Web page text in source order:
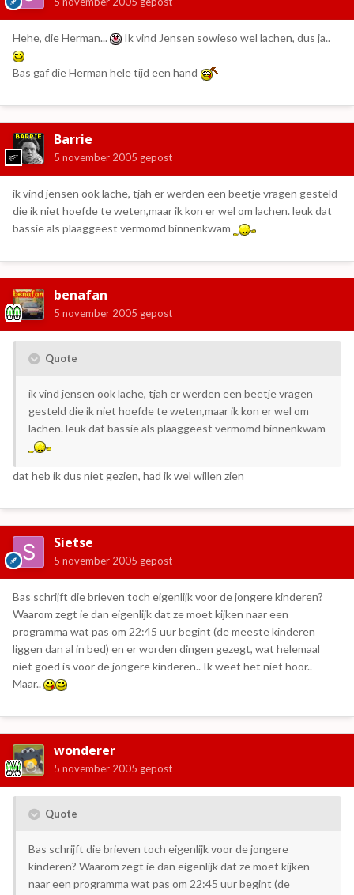
Hehe, die Herman... Ik vind Jensen sowieso wel lachen, dus ja..
Bas gaf die Herman hele tijd een hand
Barrie
5 november 2005 gepost
ik vind jensen ook lache, tjah er werden een beetje vragen gesteld
die ik niet hoefde te weten,maar ik kon er wel om lachen. leuk dat
bassie als plaaggeest vermomd binnenkwam
benafan
5 november 2005 gepost
Quote
ik vind jensen ook lache, tjah er werden een beetje vragen
gesteld die ik niet hoefde te weten,maar ik kon er wel om
lachen. leuk dat bassie als plaaggeest vermomd binnenkwam
dat heb ik dus niet gezien, had ik wel willen zien
Sietse
5 november 2005 gepost
Bas schrijft die brieven toch eigenlijk voor de jongere kinderen?
Waarom zegt ie dan eigenlijk dat ze moet kijken naar een
programma wat pas om 22:45 uur begint (de meeste kinderen
liggen dan al in bed) en er worden dingen gezegt, wat helemaal
niet goed is voor de jongere kinderen.. Ik weet het niet hoor..
Maar..
wonderer
5 november 2005 gepost
Quote
Bas schrijft die brieven toch eigenlijk voor de jongere
kinderen? Waarom zegt ie dan eigenlijk dat ze moet kijken
naar een programma wat pas om 22:45 uur begint (de